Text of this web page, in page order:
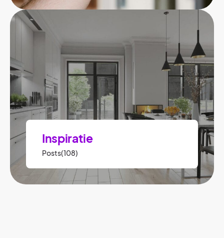
Inspiratie
Posts(108)